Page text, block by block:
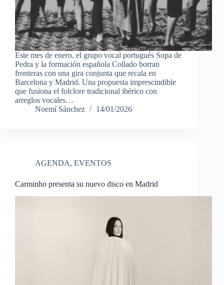
Este mes de enero, el grupo vocal portugués Sopa de
Pedra y la formación española Collado borran
fronteras con una gira conjunta que recala en
Barcelona y Madrid. Una propuesta imprescindible
que fusiona el folclore tradicional ibérico con
arreglos vocales…
Noemí Sánchez
14/01/2026
AGENDA, EVENTOS
Carminho presenta su nuevo disco en Madrid